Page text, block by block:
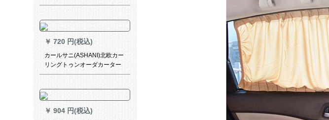
寝室の少女は窓の外窓の遮光
灰色の透かし棒+星明り2.4枚
*2.0高(ダブオールプロ)です。
￥ 720 円(税込)
カールサニ(ASHANI)北欧カー
リングトゥンオーダカーター
ターテーンの息子と女の子の
の切れ热カーンンンンンンン
ンE 0067-海底世界カーストス
タッ
￥ 904 円(税込)